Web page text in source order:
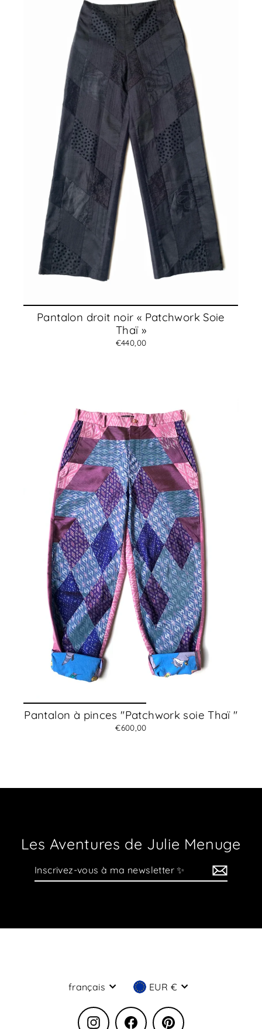
Pantalon droit noir « Patchwork Soie
Thaï »
€440,00
Pantalon à pinces "Patchwork soie Thaï "
€600,00
Les Aventures de Julie Menuge
vous
Langue
français Devise
EUR €
Instagram Facebook Pinterest